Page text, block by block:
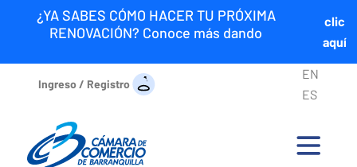
¿YA SABES CÓMO HACER TU PRÓXIMA
RENOVACIÓN? Conoce más dando
clic
aquí
Ingreso / Registro
EN
ES